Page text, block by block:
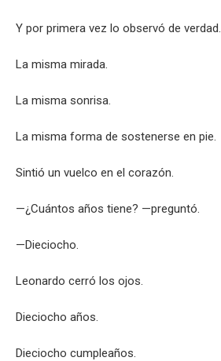
Y por primera vez lo observó de verdad.
La misma mirada.
La misma sonrisa.
La misma forma de sostenerse en pie.
Sintió un vuelco en el corazón.
—¿Cuántos años tiene? —preguntó.
—Dieciocho.
Leonardo cerró los ojos.
Dieciocho años.
Dieciocho cumpleaños.